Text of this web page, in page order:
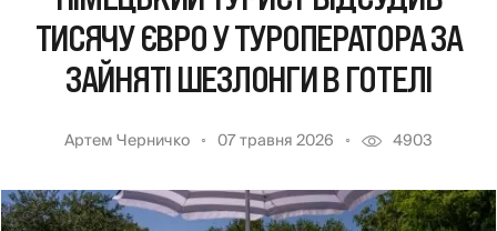
ТИСЯЧУ ЄВРО У ТУРОПЕРАТОРА ЗА
ЗАЙНЯТІ ШЕЗЛОНГИ В ГОТЕЛІ
Артем Черничко 07 травня 2026 4903